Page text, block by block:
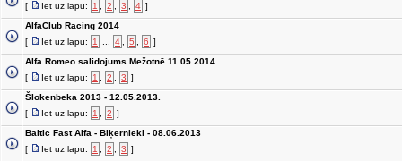
[
Iet uz lapu: 1 2 3 4 ]
AlfaClub Racing 2014
[
Iet uz lapu: 1 4 5 6 ]
Alfa Romeo salidojums Mežotnē 11.05.2014.
[
Iet uz lapu: 1 2 3 ]
Šlokenbeka 2013 - 12.05.2013.
[
Iet uz lapu: 1 2 ]
Baltic Fast Alfa - Biķernieki - 08.06.2013
[
Iet uz lapu: 1 2 3 ]